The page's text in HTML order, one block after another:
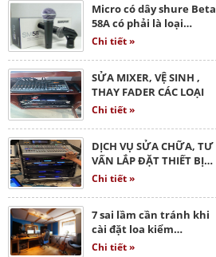
Micro có dây shure Beta
58A có phải là loại…
Chi tiết »
SỬA MIXER, VỆ SINH ,
THAY FADER CÁC LOẠI
Chi tiết »
DỊCH VỤ SỬA CHỮA, TƯ
VẤN LẮP ĐẶT THIẾT BỊ…
Chi tiết »
7 sai lầm cần tránh khi
cài đặt loa kiểm…
Chi tiết »